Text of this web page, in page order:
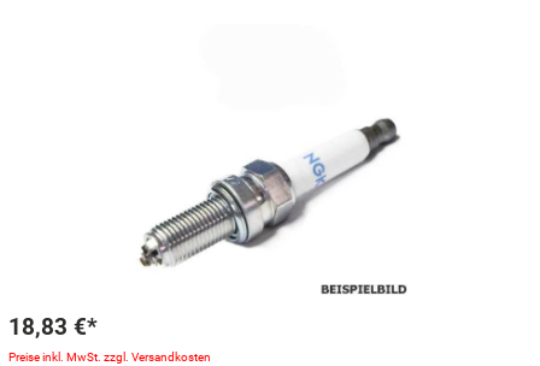
18,83 €*
Preise inkl. MwSt. zzgl. Versandkosten